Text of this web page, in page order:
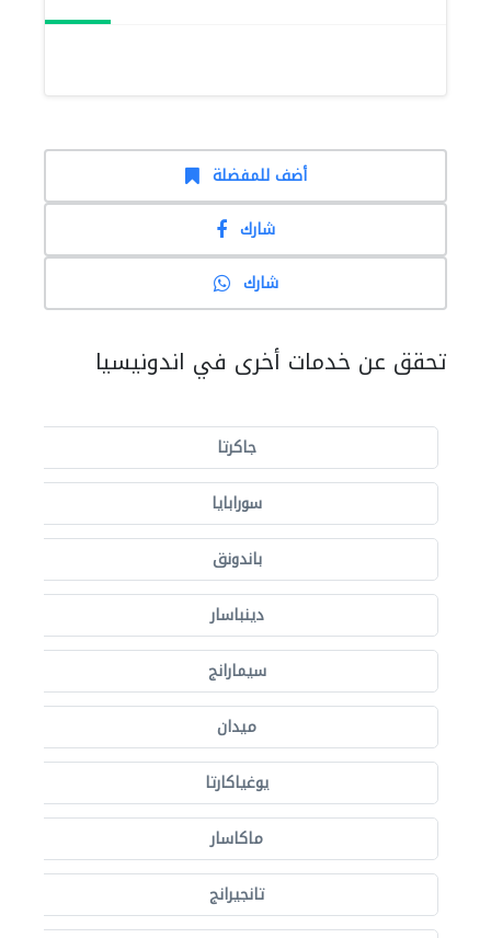
أضف للمفضلة
شارك
شارك
تحقق عن خدمات أخرى في اندونيسيا
جاكرتا
سورابايا
باندونق
دينباسار
سيمارانج
ميدان
يوغياكارتا
ماكاسار
تانجيرانج